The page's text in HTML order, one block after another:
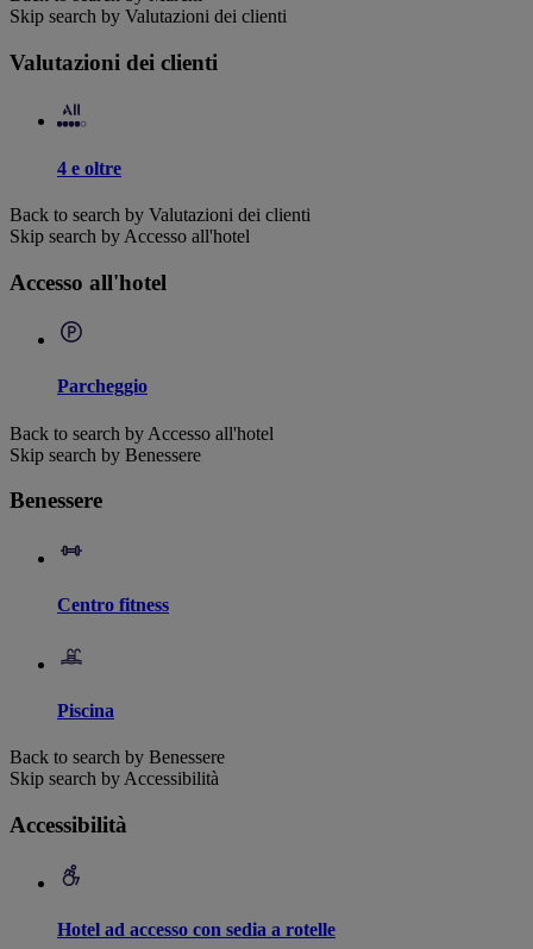
Skip search by Valutazioni dei clienti
Valutazioni dei clienti
4 e oltre
Back to search by Valutazioni dei clienti
Skip search by Accesso all'hotel
Accesso all'hotel
Parcheggio
Back to search by Accesso all'hotel
Skip search by Benessere
Benessere
Centro fitness
Piscina
Back to search by Benessere
Skip search by Accessibilità
Accessibilità
Hotel ad accesso con sedia a rotelle